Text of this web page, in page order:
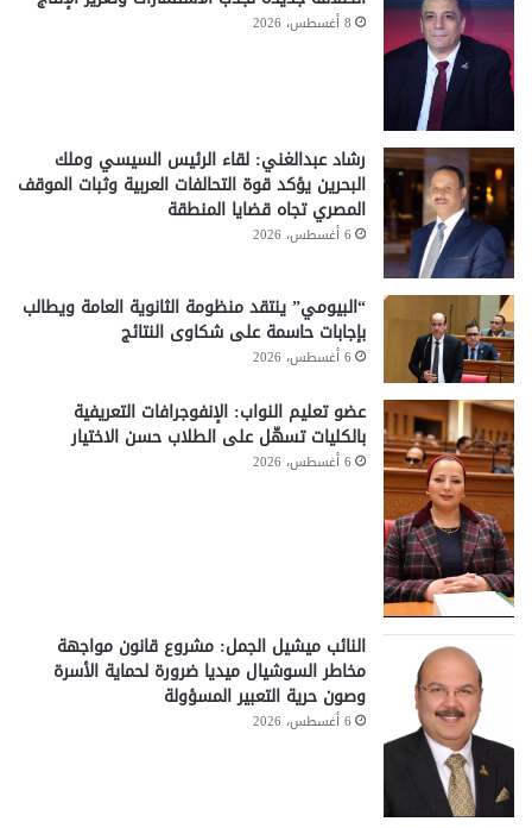
8 أغسطس، 2026
رشاد عبدالغني: لقاء الرئيس السيسي وملك
البحرين يؤكد قوة التحالفات العربية وثبات الموقف
المصري تجاه قضايا المنطقة
6 أغسطس، 2026
“البيومي” ينتقد منظومة الثانوية العامة ويطالب
بإجابات حاسمة على شكاوى النتائج
6 أغسطس، 2026
عضو تعليم النواب: الإنفوجرافات التعريفية
بالكليات تسهّل على الطلاب حسن الاختيار
6 أغسطس، 2026
النائب ميشيل الجمل: مشروع قانون مواجهة
مخاطر السوشيال ميديا ضرورة لحماية الأسرة
وصون حرية التعبير المسؤولة
6 أغسطس، 2026